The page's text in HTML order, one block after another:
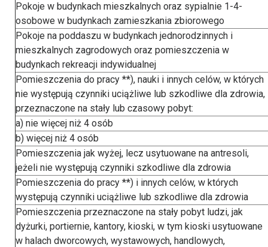
Pokoje w budynkach mieszkalnych oraz sypialnie 1-4-
osobowe w budynkach zamieszkania zbiorowego
Pokoje na poddaszu w budynkach jednorodzinnych i
mieszkalnych zagrodowych oraz pomieszczenia w
budynkach rekreacji indywidualnej
Pomieszczenia do pracy **), nauki i innych celów, w których
nie występują czynniki uciążliwe lub szkodliwe dla zdrowia,
przeznaczone na stały lub czasowy pobyt:
a) nie więcej niż 4 osób
b) więcej niż 4 osób
Pomieszczenia jak wyżej, lecz usytuowane na antresoli,
jeżeli nie występują czynniki szkodliwe dla zdrowia
Pomieszczenia do pracy **) i innych celów, w których
występują czynniki uciążliwe lub szkodliwe dla zdrowia
Pomieszczenia przeznaczone na stały pobyt ludzi, jak
dyżurki, portiernie, kantory, kioski, w tym kioski usytuowane
w halach dworcowych, wystawowych, handlowych,